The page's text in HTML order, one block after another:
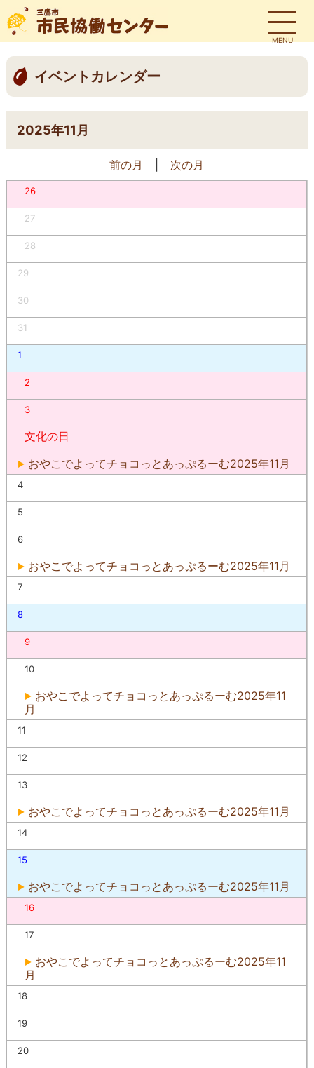
MENU
イベントカレンダー
2025年11月
前の月 次の月
26
27
28
29
30
31
1
2
3
文化の日
おやこでよってチョコっとあっぷるーむ2025年11月
4
5
6
おやこでよってチョコっとあっぷるーむ2025年11月
7
8
9
10
おやこでよってチョコっとあっぷるーむ2025年11
月
11
12
13
おやこでよってチョコっとあっぷるーむ2025年11月
14
15
おやこでよってチョコっとあっぷるーむ2025年11月
16
17
おやこでよってチョコっとあっぷるーむ2025年11
月
18
19
20